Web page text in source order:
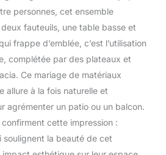
PE de qualité rend ce
et durable, résistant aux
intempéries et aux
rayons UV. Le plateau en
bois d'acacia n'est pas
facile à casser. Grand
du salon de jardin et
dossier rembourrés doux
vous offrent un confort
optimal. Grâce à la
personnes, cet ensemble
fauteuils, une table basse et
frappe d’emblée, c’est l’utilisation
complétée par des plateaux et
Ce mariage de matériaux
allure à la fois naturelle et
agrémenter un patio ou un balcon.
cette impression :
la beauté de cet